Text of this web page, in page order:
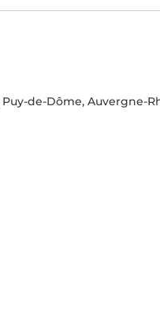
Puy-de-Dôme, Auvergne-